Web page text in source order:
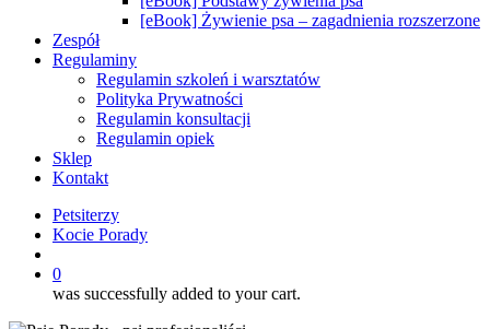
[eBook] Żywienie psa – zagadnienia rozszerzone
Zespół
Regulaminy
Regulamin szkoleń i warsztatów
Polityka Prywatności
Regulamin konsultacji
Regulamin opiek
Sklep
Kontakt
Petsiterzy
Kocie Porady
0
was successfully added to your cart.